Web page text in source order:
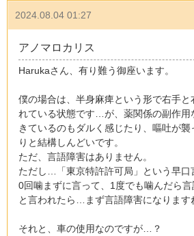
2024.08.04 01:27
アノマロカリス
Harukaさん、有り難う御座います。
僕の場合は、半身麻痺という形で右手と
れている状態です…が、薬関係の副作用
きているのもダルく感じたり、嘔吐が襲
りと結構しんどいです。
ただ、言語障害はありません。
ただし…「東京特許許可局」という早口
0回噛まずに言って、1度でも噛んだら
と言われたら…まず言語障害になります
それと、車の使用なのですが…？